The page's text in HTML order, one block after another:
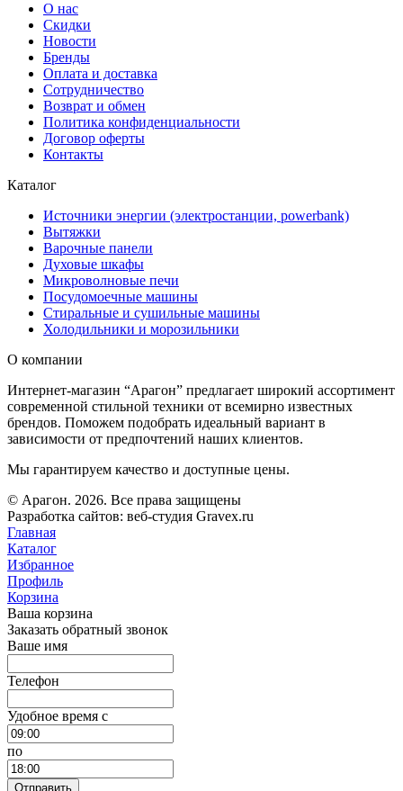
О нас
Скидки
Новости
Бренды
Оплата и доставка
Сотрудничество
Возврат и обмен
Политика конфиденциальности
Договор оферты
Контакты
Каталог
Источники энергии (электростанции, powerbank)
Вытяжки
Варочные панели
Духовые шкафы
Микроволновые печи
Посудомоечные машины
Стиральные и сушильные машины
Холодильники и морозильники
О компании
Интернет-магазин “Арагон” предлагает широкий ассортимент
современной стильной техники от всемирно известных
брендов. Поможем подобрать идеальный вариант в
зависимости от предпочтений наших клиентов.
Мы гарантируем качество и доступные цены.
© Арагон. 2026. Все права защищены
Разработка сайтов: веб-студия Gravex.ru
Главная
Каталог
Избранное
Профиль
Корзина
Ваша корзина
Заказать обратный звонок
Ваше имя
Телефон
Удобное время c
по
Отправить